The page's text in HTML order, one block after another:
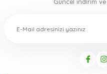
Güncel indirim ve